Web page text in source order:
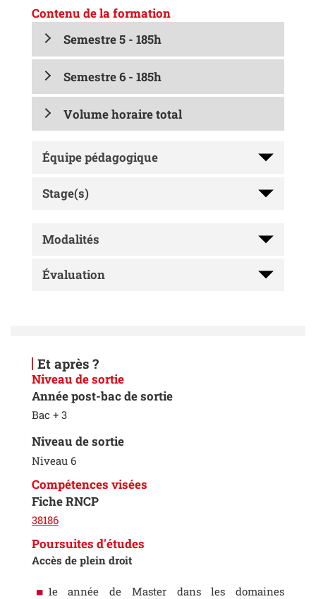
Contenu de la formation
Semestre 5 - 185h
Semestre 6 - 185h
Volume horaire total
Équipe pédagogique
Stage(s)
Modalités
Évaluation
Et après ?
Niveau de sortie
Année post-bac de sortie
Bac + 3
Niveau de sortie
Niveau 6
Compétences visées
Fiche RNCP
38186
Poursuites d'études
Accès de plein droit
1e année de Master dans les domaines